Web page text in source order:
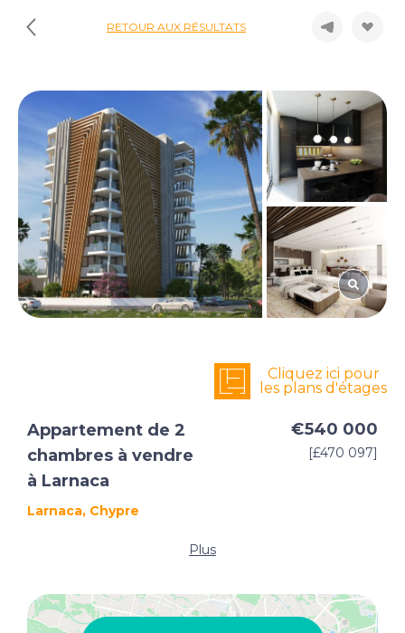
RETOUR AUX RÉSULTATS
Cliquez ici pour
les plans d'étages
Appartement de 2
chambres à vendre
à Larnaca
Larnaca, Chypre
€540 000
[£470 097]
Plus